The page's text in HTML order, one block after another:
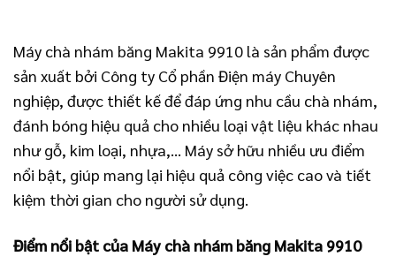
Máy chà nhám băng Makita 9910 là sản phẩm được
sản xuất bởi Công ty Cổ phần Điện máy Chuyên
nghiệp, được thiết kế để đáp ứng nhu cầu chà nhám,
đánh bóng hiệu quả cho nhiều loại vật liệu khác nhau
như gỗ, kim loại, nhựa,… Máy sở hữu nhiều ưu điểm
nổi bật, giúp mang lại hiệu quả công việc cao và tiết
kiệm thời gian cho người sử dụng.
Điểm nổi bật của Máy chà nhám băng Makita 9910